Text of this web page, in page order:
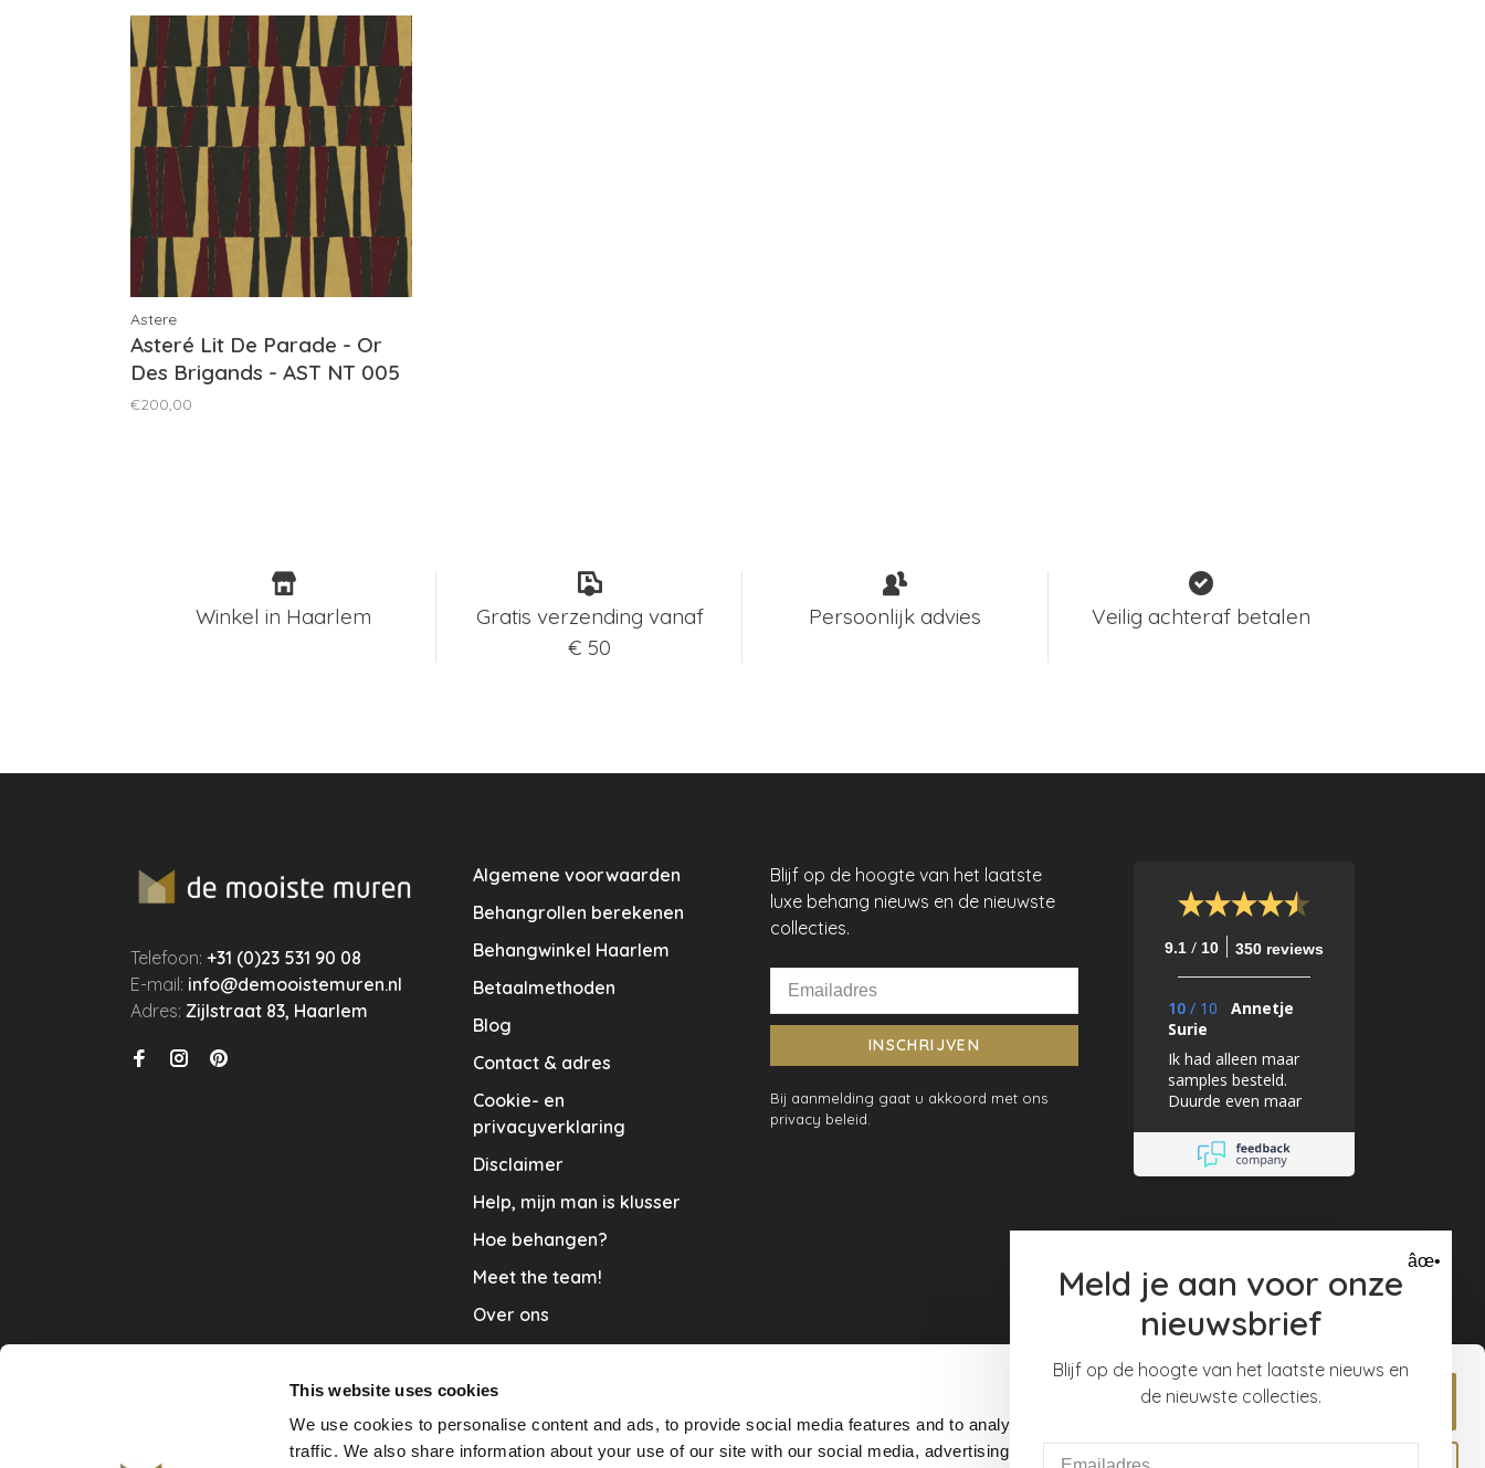
This website uses cookies
We use cookies to personalise content and ads, to provide social media features and to analyse our
traffic. We also share information about your use of our site with our social media, advertising and
Allow all
Astere
Asteré Lit De Parade - Or
Des Brigands - AST NT 005
03
€200,00
Winkel in Haarlem
Gratis verzending vanaf
€ 50
Persoonlijk advies Veilig achteraf betalen
Telefoon:+31 (0)23 531 90 08
E-mail: info@demooistemuren.nl
Adres:Zijlstraat 83, Haarlem
Algemene voorwaarden
Behangrollen berekenen
Behangwinkel Haarlem
Betaalmethoden
Blog
Contact & adres
Cookie- en
privacyverklaring
Disclaimer
Help, mijn man is klusser
Hoe behangen?
Meet the team!
Over ons
Traplopers en vloerkleden
Vacature
Blijf op de hoogte van het laatste
luxe behang nieuws en de nieuwste
collecties.
INSCHRIJVEN
Bij aanmelding gaat u akkoord met ons
privacy beleid.
9.1 / 10 350 reviews
10 / 10
Annetje
Surie
Ik had alleen maar
samples besteld.
Duurde even maar
aan de Mooiste
muren. Ik ben er
âœ•
Meld je aan voor onze
nieuwsbrief
Blijf op de hoogte van het laatste nieuws en
de nieuwste collecties.